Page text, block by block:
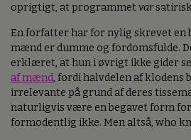
oprigtigt, at programmet var
En forfatter har for nylig skrevet en
mænd er dumme og fordomsfulde.
erklæret, at hun i øvrigt ikke gider
af mænd, fordi halvdelen af klodens
irrelevante på grund af deres
naturligvis være en begavet form
formodentlig ikke. Men altså, who